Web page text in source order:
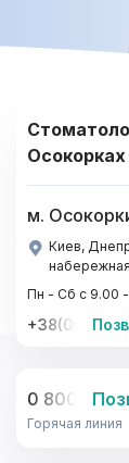
Осокорках
м.
Киев,
Пн - Сб с 9.00 -
+38(067)-
0 800 33-
Горячая линия